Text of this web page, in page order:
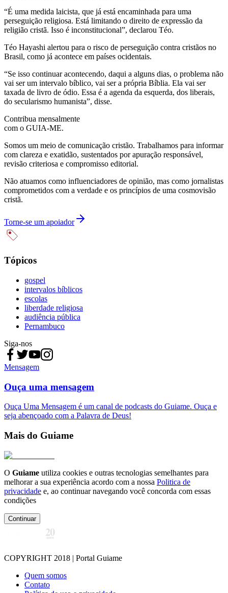
“É uma medida laicista, que já está encaminhada para uma
perseguição religiosa. Está limitando o direito de expressão da
religião cristã. Isso é inconstitucional”, declarou Téo.
Téo Hayashi alertou para o risco de perseguição contra cristãos no
Brasil, como já acontece em países ocidentais.
“Se isso continuar acontecendo, daqui a alguns dias, o problema não
vai ser um intervalo bíblico, vai ser a própria Bíblia. Ela vai ser
taxada de livro de ódio. Essa é a agenda da esquerda, dos liberais,
do secularismo humanista”, disse.
Contribua mensalmente
com o GUIA-ME.
Somos um meio de comunicação cristão. Trabalhamos para informar
com clareza e exatidão, sustentados por apuração responsável,
revisão criteriosa e compromisso editorial.
Não atuamos como influenciadores de opinião, mas como jornalistas
comprometidos com a verdade e os princípios de uma cosmovisão
cristã.
Torne-se um apoiador
Tópicos
gospel
intervalos bíblicos
escolas
liberdade religiosa
audiência pública
Pernambuco
Siga-nos
Mensagem
Ouça uma mensagem
Ouça Uma Mensagem é um canal de podcasts do Guiame. Ouça e
seja abençoado com a Palavra de Deus!
Mais do Guiame
O Guiame utiliza cookies e outras tecnologias semelhantes para
melhorar a sua experiência acordo com a nossa Politica de
privacidade e, ao continuar navegando você concorda com essas
condições
Continuar
COPYRIGHT 2018 | Portal Guiame
Quem somos
Contato